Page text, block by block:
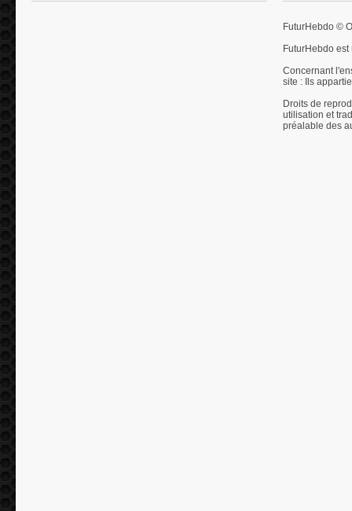
FuturHebdo ©
FuturHebdo
Concernant
site : Ils
Droits de
utilisation et
préalable des